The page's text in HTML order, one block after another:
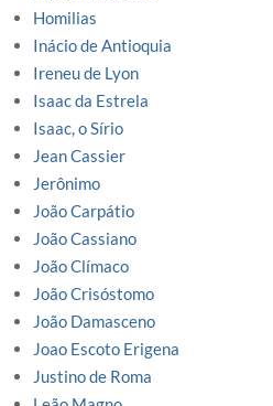
Homilias
Inácio de Antioquia
Ireneu de Lyon
Isaac da Estrela
Isaac, o Sírio
Jean Cassier
Jerônimo
João Carpátio
João Cassiano
João Clímaco
João Crisóstomo
João Damasceno
Joao Escoto Erigena
Justino de Roma